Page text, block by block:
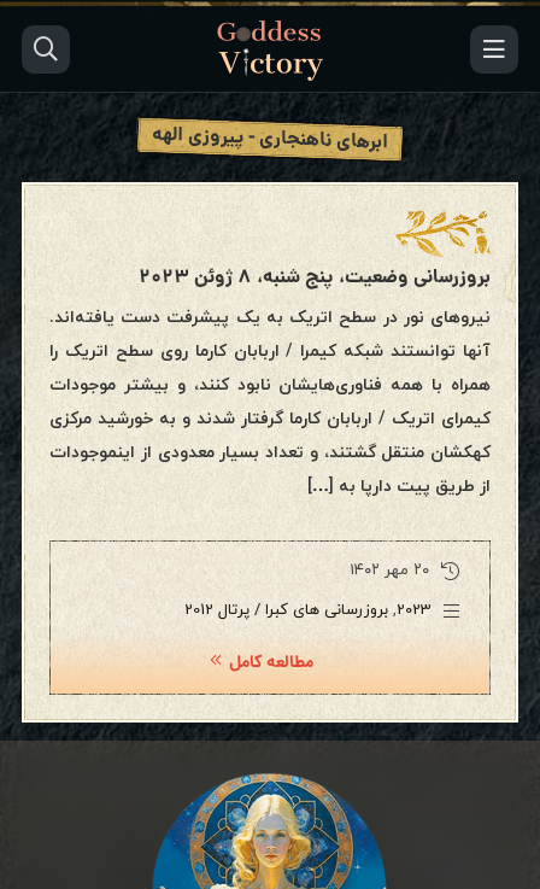
ابرهای ناهنجاری - پیروزی الهه
بروزرسانی وضعیت، پنج شنبه، ۸ ژوئن ۲۰۲۳
نیروهای نور در سطح اتریک به یک پیشرفت دست یافته‌اند.
آنها توانستند شبکه کیمرا / اربابان کارما روی سطح اتریک را
همراه با همه فناوری‌هایشان نابود کنند، و بیشتر موجودات
کیمرای اتریک / اربابان کارما گرفتار شدند و به خورشید مرکزی
کهکشان منتقل گشتند، و تعداد بسیار معدودی از اینموجودات
از طریق پیت دارپا به […]
۲۰ مهر ۱۴۰۲
2023
, بروزرسانی های کبرا / پرتال 2012
مطالعه کامل